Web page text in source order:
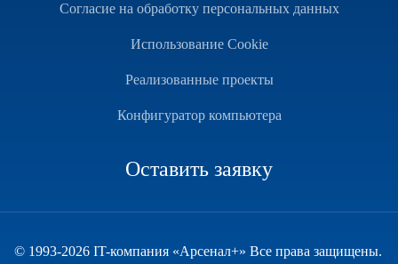
Согласие на обработку персональных данных
Использование Cookie
Реализованные проекты
Конфигуратор компьютера
Оставить заявку
© 1993-2026 IT-компания «Арсенал+» Все права защищены.